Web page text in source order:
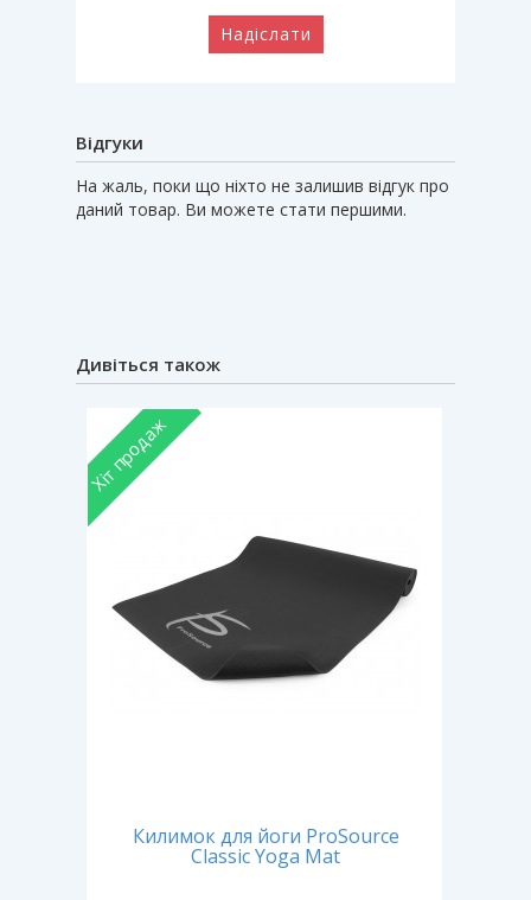
Надіслати
Відгуки
На жаль, поки що ніхто не залишив відгук про
даний товар. Ви можете стати першими.
Дивіться також
Хіт продаж
Килимок для йоги ProSource
Classic Yoga Mat